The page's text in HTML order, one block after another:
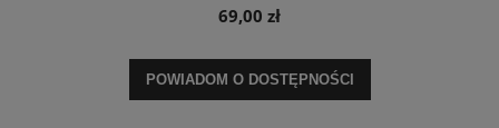
69,00 zł
POWIADOM O DOSTĘPNOŚCI